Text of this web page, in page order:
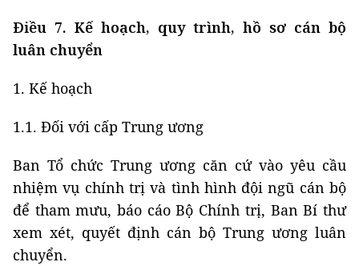
Điều 7. Kế hoạch, quy trình, hồ sơ cán bộ
luân chuyển
1. Kế hoạch
1.1. Đối với cấp Trung ương
Ban Tổ chức Trung ương căn cứ vào yêu cầu
nhiệm vụ chính trị và tình hình đội ngũ cán bộ
để tham mưu, báo cáo Bộ Chính trị, Ban Bí thư
xem xét, quyết định cán bộ Trung ương luân
chuyển.